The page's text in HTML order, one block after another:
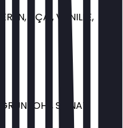
AÇAI, VANILLE,
SPINAT,